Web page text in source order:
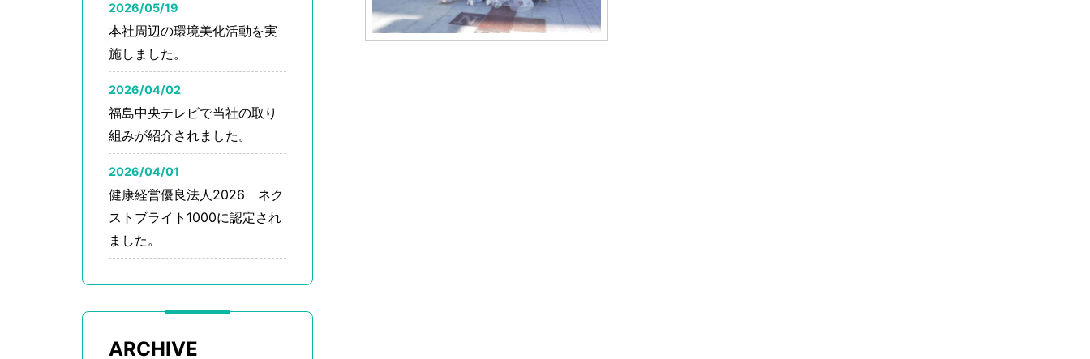
2026/05/19
本社周辺の環境美化活動を実
施しました。
2026/04/02
福島中央テレビで当社の取り
組みが紹介されました。
2026/04/01
健康経営優良法人2026 ネク
ストブライト1000に認定され
ました。
ARCHIVE